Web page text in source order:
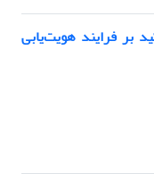
بر فرایند هویت‌یابی